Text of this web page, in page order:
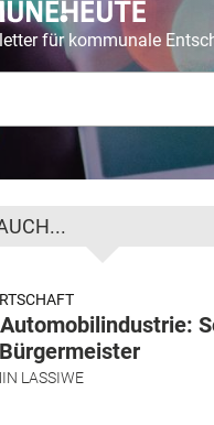
für kommunale
LASSIWE